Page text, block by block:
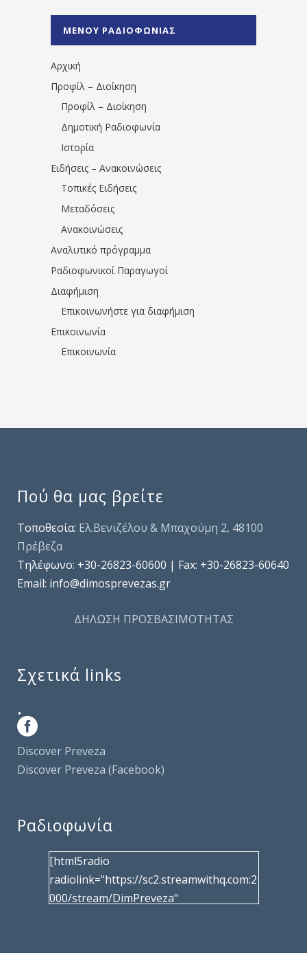
1531194763766854/" artist="" ]
ΜΕΝΟΥ ΡΑΔΙΟΦΩΝΙΑΣ
Αρχική
Προφίλ – Διοίκηση
Προφίλ – Διοίκηση
Δημοτική Ραδιοφωνία
Ιστορία
Ειδήσεις – Ανακοινώσεις
Τοπικές Ειδήσεις
Μεταδόσεις
Ανακοινώσεις
Αναλυτικό πρόγραμμα
Ραδιοφωνικοί Παραγωγοί
Διαφήμιση
Επικοινωνήστε για διαφήμιση
Επικοινωνία
Επικοινωνία
Πού θα μας βρείτε
Τοποθεσία: Ελ.Βενιζέλου & Μπαχούμη 2, 48100
Πρέβεζα
Τηλέφωνo: +30-26823-60600 | Fax: +30-26823-60640
Email: info@dimosprevezas.gr
ΔΗΛΩΣΗ ΠΡΟΣΒΑΣΙΜΟΤΗΤΑΣ
Σχετικά links
.
Discover Preveza
Discover Preveza (Facebook)
Ραδιοφωνία
[html5radio
radiolink="https://sc2.streamwithq.com:2
000/stream/DimPreveza"